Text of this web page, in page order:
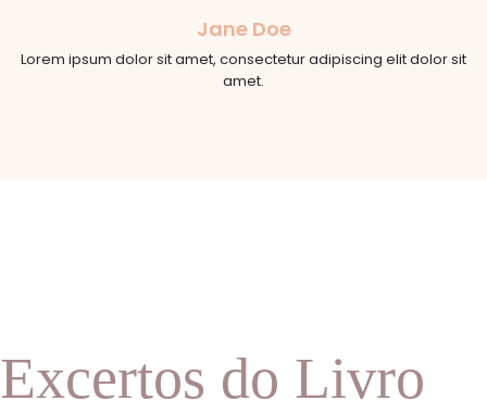
Jane Doe
Lorem ipsum dolor sit amet, consectetur adipiscing elit dolor sit
amet.
Excertos do Livro